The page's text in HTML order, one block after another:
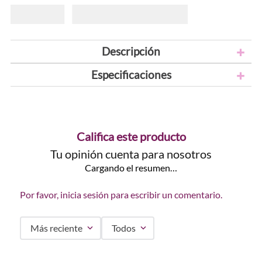
Descripción
Especificaciones
Califica este producto
Tu opinión cuenta para nosotros
Cargando el resumen…
Por favor, inicia sesión para escribir un comentario.
Más reciente Todos